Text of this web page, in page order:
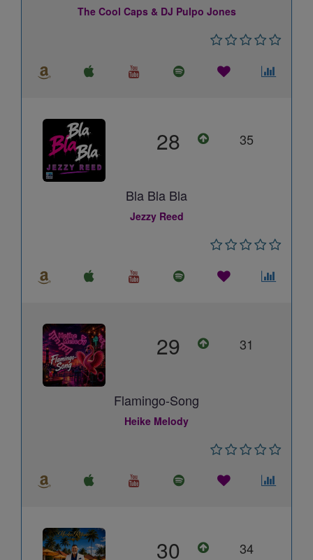
The Cool Caps & DJ Pulpo Jones
28 35
Bla Bla Bla
Jezzy Reed
29 31
Flamingo-Song
Heike Melody
30 34